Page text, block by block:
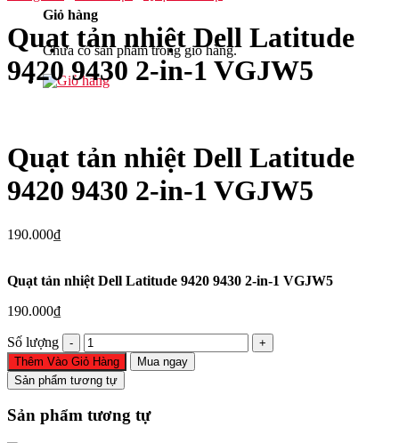
Giỏ hàng
Chưa có sản phẩm trong giỏ hàng.
Quạt tản nhiệt Dell Latitude
9420 9430 2-in-1 VGJW5
Quạt tản nhiệt Dell Latitude
9420 9430 2-in-1 VGJW5
190.000₫
Quạt tản nhiệt Dell Latitude 9420 9430 2-in-1 VGJW5
190.000₫
Số lượng
Quạt
tản
nhiệt
Dell
9420
Thêm Vào Giỏ Hàng
Mua ngay
Sản phẩm tương tự
Sản phẩm tương tự